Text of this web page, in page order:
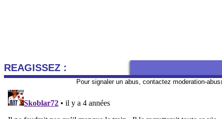
REAGISSEZ :
Pour signaler un abus, contactez moderation-